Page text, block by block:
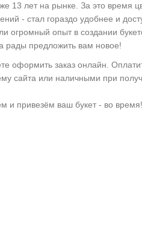
13 лет на рынке. За это время
- стал гораздо удобнее и
огромный опыт в создании
рады предложить вам новое!
оформить заказ онлайн.
сайта или наличными при
и привезём ваш букет - во время!